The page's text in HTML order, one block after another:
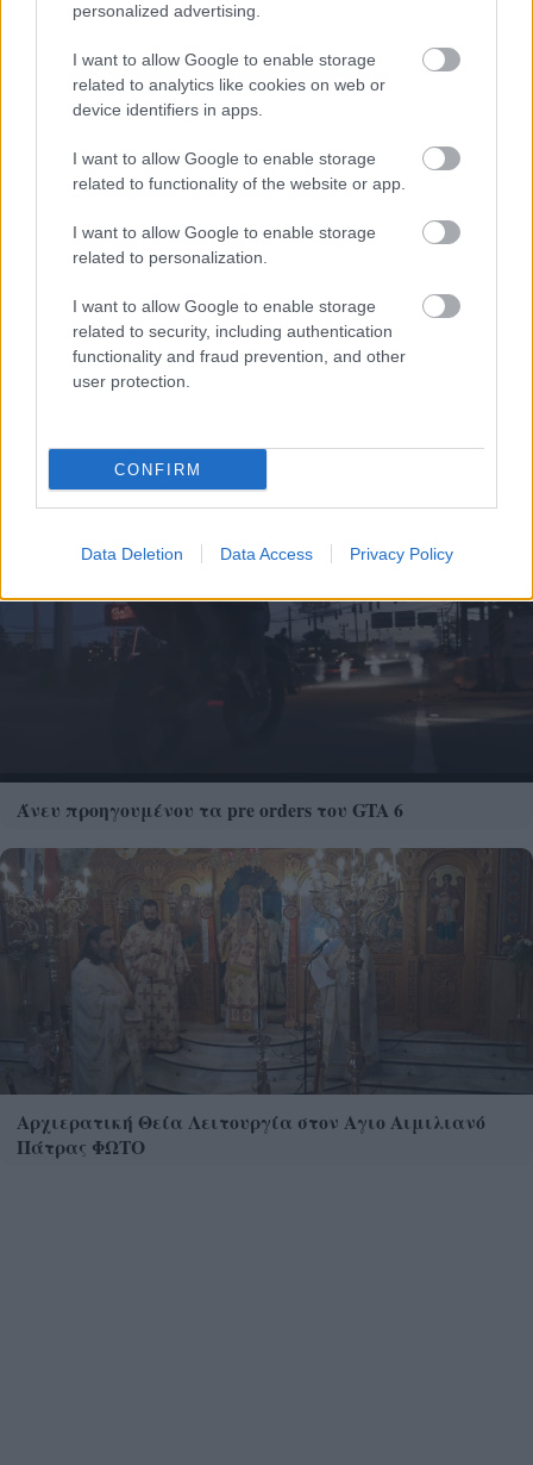
personalized advertising.
I want to allow Google to enable storage
related to analytics like cookies on web or
device identifiers in apps.
I want to allow Google to enable storage
related to functionality of the website or app.
I want to allow Google to enable storage
related to personalization.
I want to allow Google to enable storage
related to security, including authentication
functionality and fraud prevention, and other
user protection.
CONFIRM
Data Deletion Data Access Privacy Policy
Άνευ προηγουμένου τα pre orders του GTA 6
Αρχιερατική Θεία Λειτουργία στον Αγιο Αιμιλιανό
Πάτρας ΦΩΤΟ